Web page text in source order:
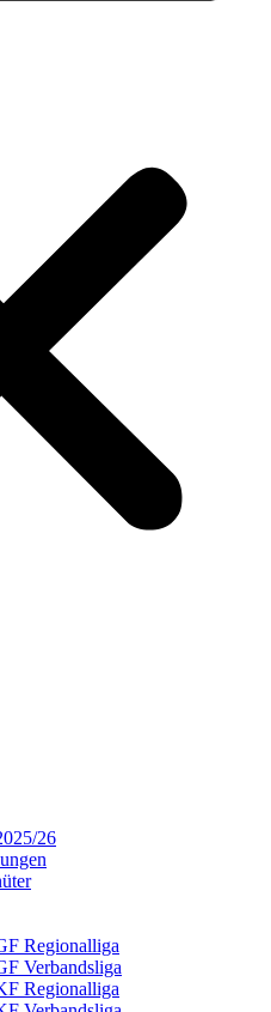
26
Regionalliga
Verbandsliga
Regionalliga